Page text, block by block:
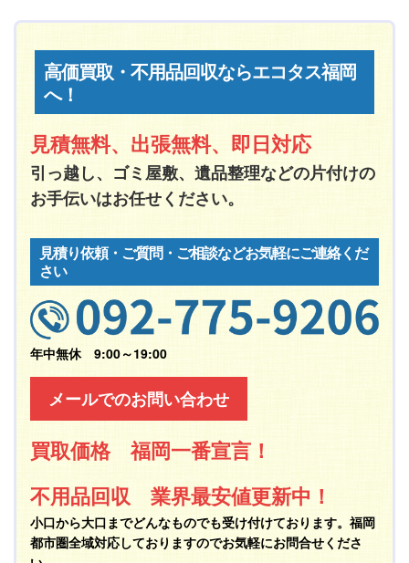
高価買取・不用品回収ならエコタス福岡
へ！
見積無料、出張無料、即日対応
引っ越し、ゴミ屋敷、遺品整理などの片付けの
お手伝いはお任せください。
見積り依頼・ご質問・ご相談などお気軽にご連絡くだ
さい
年中無休 9:00～19:00
メールでのお問い合わせ
買取価格 福岡一番宣言！
不用品回収 業界最安値更新中！
小口から大口までどんなものでも受け付けております。福岡
都市圏全域対応しておりますのでお気軽にお問合せくださ